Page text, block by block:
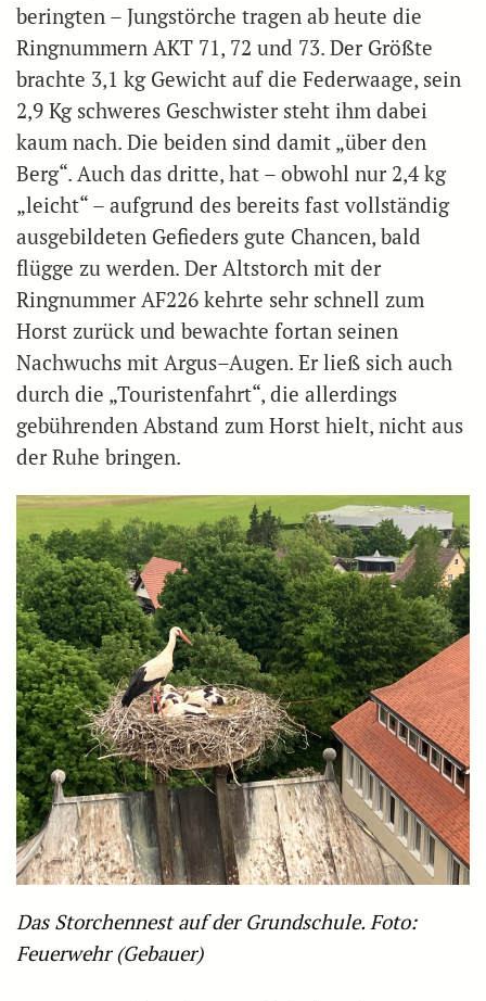
beringten – Jungstörche tragen ab heute die
Ringnummern AKT 71, 72 und 73. Der Größte
brachte 3,1 kg Gewicht auf die Federwaage, sein
2,9 Kg schweres Geschwister steht ihm dabei
kaum nach. Die beiden sind damit „über den
Berg“. Auch das dritte, hat – obwohl nur 2,4 kg
„leicht“ – aufgrund des bereits fast vollständig
ausgebildeten Gefieders gute Chancen, bald
flügge zu werden. Der Altstorch mit der
Ringnummer AF226 kehrte sehr schnell zum
Horst zurück und bewachte fortan seinen
Nachwuchs mit Argus–Augen. Er ließ sich auch
durch die „Touristenfahrt“, die allerdings
gebührenden Abstand zum Horst hielt, nicht aus
der Ruhe bringen.
Das Storchennest auf der Grundschule. Foto:
Feuerwehr (Gebauer)